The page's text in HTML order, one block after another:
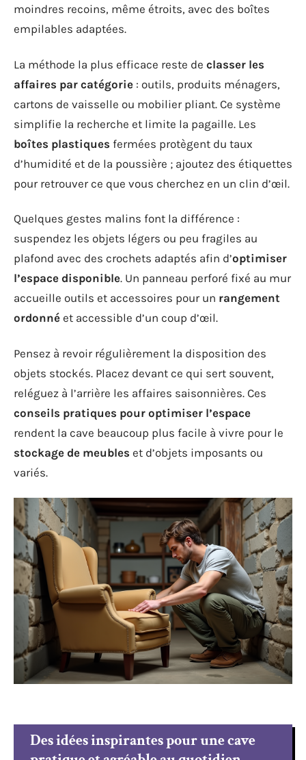
moindres recoins, même étroits, avec des boîtes
empilables adaptées.
La méthode la plus efficace reste de classer les
affaires par catégorie : outils, produits ménagers,
cartons de vaisselle ou mobilier pliant. Ce système
simplifie la recherche et limite la pagaille. Les
boîtes plastiques fermées protègent du taux
d’humidité et de la poussière ; ajoutez des étiquettes
pour retrouver ce que vous cherchez en un clin d’œil.
Quelques gestes malins font la différence :
suspendez les objets légers ou peu fragiles au
plafond avec des crochets adaptés afin d’optimiser
l’espace disponible. Un panneau perforé fixé au mur
accueille outils et accessoires pour un rangement
ordonné et accessible d’un coup d’œil.
Pensez à revoir régulièrement la disposition des
objets stockés. Placez devant ce qui sert souvent,
reléguez à l’arrière les affaires saisonnières. Ces
conseils pratiques pour optimiser l’espace
rendent la cave beaucoup plus facile à vivre pour le
stockage de meubles et d’objets imposants ou
variés.
Des idées inspirantes pour une cave